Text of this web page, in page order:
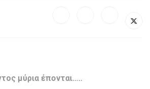
μύρια έπονται…..